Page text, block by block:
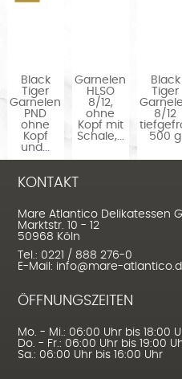
Black
Tiger
Garnelen
PND
ohne
Kopf
und...
Garnelen
HLSO
8/12,
ohne
Kopf mit
Schale,...
Black
Tiger
8/12
500 g
KONTAKT
Mare Atlantico Delikatessen
Marktstr. 10 - 12
50968 Köln
Tel.: 0221 / 888 276-0
E-Mail: info@mare-
ÖFFNUNGSZEITEN
Mo. - Mi.: 06:00 Uhr bis 18:00
Do. - Fr.: 06:00 Uhr bis 19:00
Sa.: 06:00 Uhr bis 16:00 Uhr